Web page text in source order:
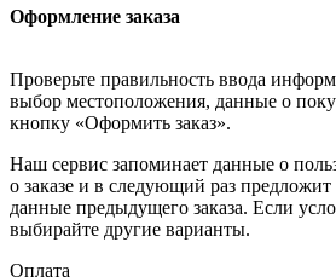
Оформление заказа
Проверьте правильность ввода
выбор местоположения, данные о
кнопку «Оформить заказ».
Наш сервис запоминает данные о
о заказе и в следующий раз
данные предыдущего заказа. Если
выбирайте другие варианты.
Оплата